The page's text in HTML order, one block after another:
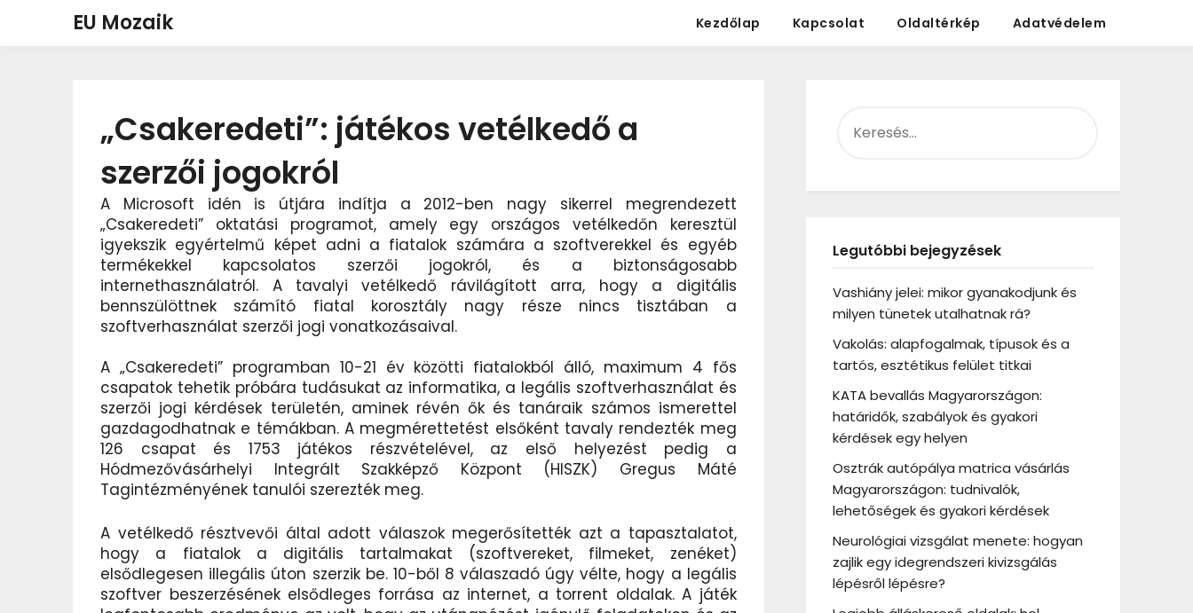
EU Mozaik Kezdőlap Kapcsolat Oldaltérkép Adatvédelem
„Csakeredeti”: játékos vetélkedő a
szerzői jogokról
A Microsoft idén is útjára indítja a 2012-ben nagy sikerrel megrendezett
„Csakeredeti” oktatási programot, amely egy országos vetélkedőn keresztül
igyekszik egyértelmű képet adni a fiatalok számára a szoftverekkel és egyéb
termékekkel kapcsolatos szerzői jogokról, és a biztonságosabb
internethasználatról. A tavalyi vetélkedő rávilágított arra, hogy a digitális
bennszülöttnek számító fiatal korosztály nagy része nincs tisztában a
szoftverhasználat szerzői jogi vonatkozásaival.
A „Csakeredeti” programban 10-21 év közötti fiatalokból álló, maximum 4 fős
csapatok tehetik próbára tudásukat az informatika, a legális szoftverhasználat és
szerzői jogi kérdések területén, aminek révén ők és tanáraik számos ismerettel
gazdagodhatnak e témákban. A megmérettetést elsőként tavaly rendezték meg
126 csapat és 1753 játékos részvételével, az első helyezést pedig a
Hódmezővásárhelyi Integrált Szakképző Központ (HISZK) Gregus Máté
Tagintézményének tanulói szerezték meg.
A vetélkedő résztvevői által adott válaszok megerősítették azt a tapasztalatot,
hogy a fiatalok a digitális tartalmakat (szoftvereket, filmeket, zenéket)
elsődlegesen illegális úton szerzik be. 10-ből 8 válaszadó úgy vélte, hogy a legális
szoftver beszerzésének elsődleges forrása az internet, a torrent oldalak. A játék
Legutóbbi bejegyzések
Vashiány jelei: mikor gyanakodjunk és
milyen tünetek utalhatnak rá?
Vakolás: alapfogalmak, típusok és a
tartós, esztétikus felület titkai
KATA bevallás Magyarországon:
határidők, szabályok és gyakori
kérdések egy helyen
Osztrák autópálya matrica vásárlás
Magyarországon: tudnivalók,
lehetőségek és gyakori kérdések
Neurológiai vizsgálat menete: hogyan
zajlik egy idegrendszeri kivizsgálás
lépésről lépésre?